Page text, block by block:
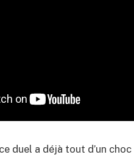
duel a déjà tout d’un